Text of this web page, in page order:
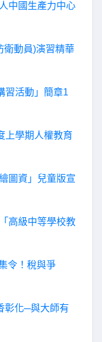
中國生產力中心
衛動員)演習精華
習活動」簡章1
上學期人權教育
圖資」兒童版宣
高級中等學校教
令！稅與爭
彰化─與大師有